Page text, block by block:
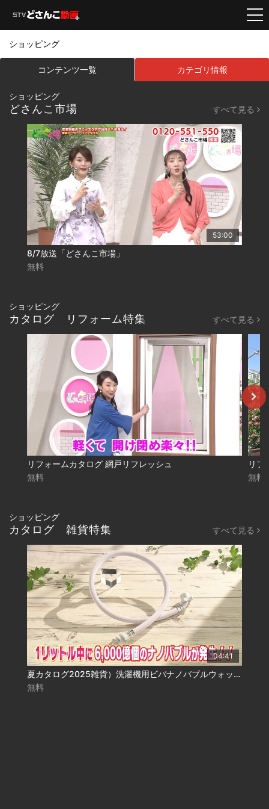
ショッピング
コンテンツ一覧 カテゴリ情報
ショッピング
どさんこ市場 すべて見る
53:00
8/7放送「どさんこ市場」
無料
ショッピング
カタログ リフォーム特集 すべて見る
リフォームカタログ 網戸リフレッシュ
無料
無料
ショッピング
カタログ 雑貨特集 すべて見る
04:41
夏カタログ2025雑貨）洗濯機用ビバナノバブルウォッシュホース
無料